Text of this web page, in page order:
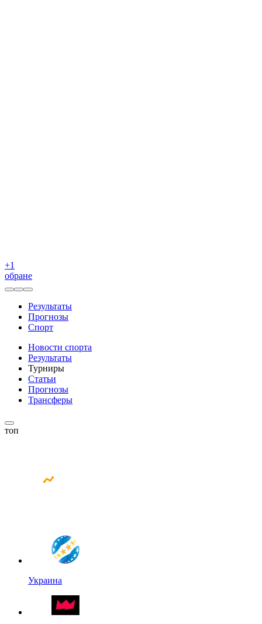
+1
обране
Результаты
Прогнозы
Спорт
Новости спорта
Результаты
Турниры
Статьи
Прогнозы
Трансферы
топ
Украина